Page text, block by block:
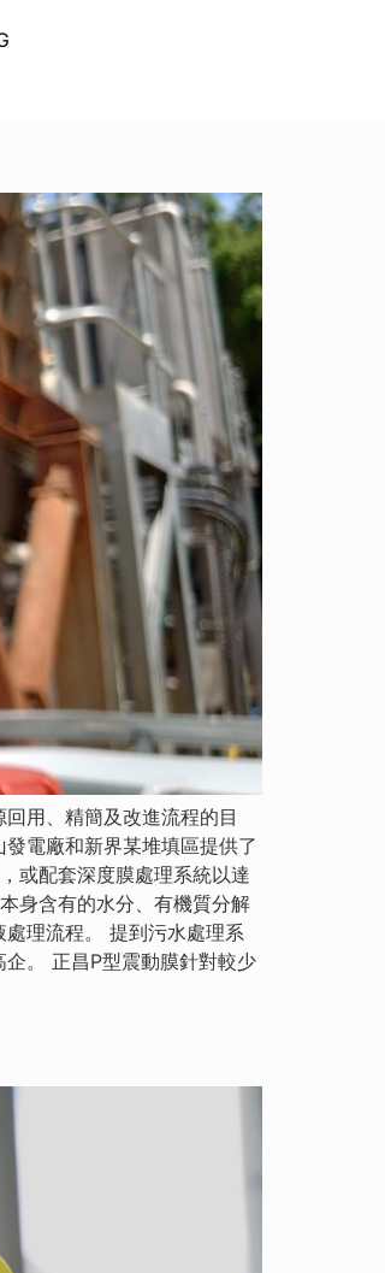
用、精簡及改進流程的目
電廠和新界某堆填區提供了
或配套深度膜處理系統以達
身含有的水分、有機質分解
理流程。 提到污水處理系
。 正昌P型震動膜針對較少